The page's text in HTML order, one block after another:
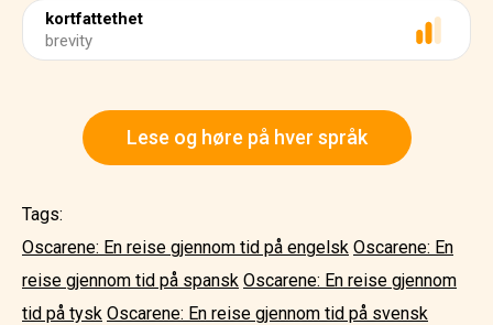
kortfattethet
brevity
Lese og høre på hver språk
Tags:
Oscarene: En reise gjennom tid på engelsk Oscarene: En
reise gjennom tid på spansk Oscarene: En reise gjennom
tid på tysk Oscarene: En reise gjennom tid på svensk